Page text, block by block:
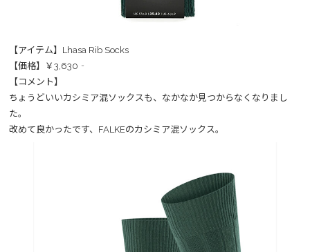
【アイテム】Lhasa Rib Socks
【価格】￥3,630‐
【コメント】
ちょうどいいカシミア混ソックスも、なかなか見つからなくなりまし
た。
改めて良かったです、FALKEのカシミア混ソックス。